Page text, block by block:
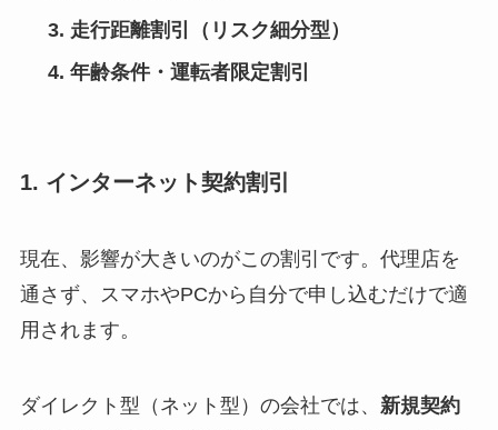
走行距離割引（リスク細分型）
年齢条件・運転者限定割引
1. インターネット契約割引
現在、影響が大きいのがこの割引です。代理店を
通さず、スマホやPCから自分で申し込むだけで適
用されます。
ダイレクト型（ネット型）の会社では、 新規契約